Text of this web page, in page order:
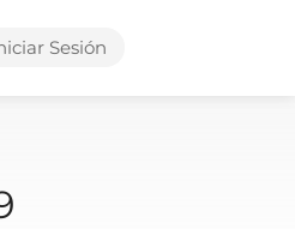
Sesión